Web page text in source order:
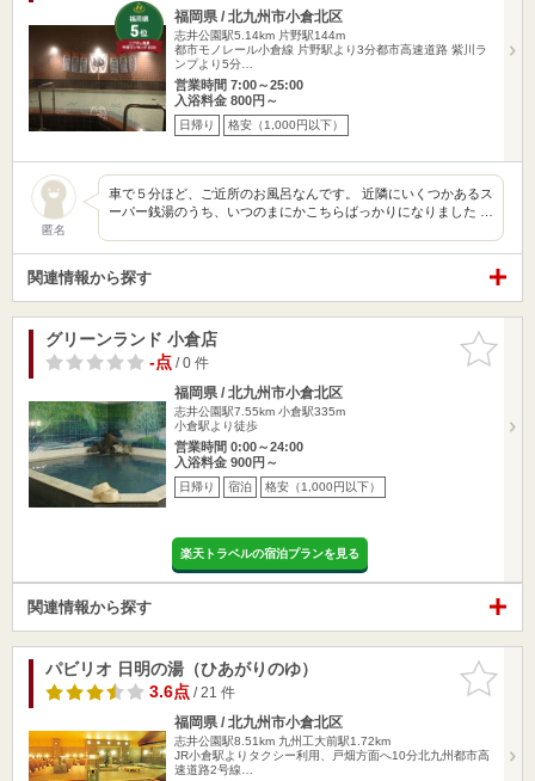
福岡県 / 北九州市小倉北区
志井公園駅5.14km 片野駅144m
都市モノレール小倉線 片野駅より3分都市高速道路 紫川ラ
ンプより5分…
営業時間 7:00～25:00
入浴料金 800円～
日帰り 格安（1,000円以下）
匿名
車で５分ほど、ご近所のお風呂なんです。 近隣にいくつかあるス
ーパー銭湯のうち、いつのまにかこちらばっかりになりました …
関連情報から探す
お気に入
りに追加
グリーンランド 小倉店
-点/ 0 件
福岡県 / 北九州市小倉北区
志井公園駅7.55km 小倉駅335m
小倉駅より徒歩
営業時間 0:00～24:00
入浴料金 900円～
日帰り 宿泊 格安（1,000円以下）
楽天トラベルの宿泊プランを見る
関連情報から探す
お気に入
りに追加
パビリオ 日明の湯（ひあがりのゆ）
3.6点/ 21 件
福岡県 / 北九州市小倉北区
志井公園駅8.51km 九州工大前駅1.72km
JR小倉駅よりタクシー利用、戸畑方面へ10分北九州都市高
速道路2号線…